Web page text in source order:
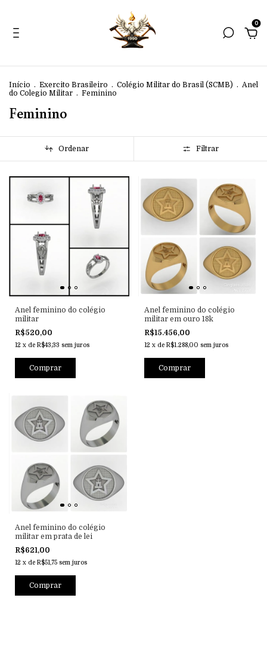
0
Início . Exercito Brasileiro . Colégio Militar do Brasil (SCMB) . Anel
do Colegio Militar . Feminino
Feminino
Ordenar Filtrar
Anel feminino do colégio
militar
R$520,00
12 x de R$43,33 sem juros
Comprar
Anel feminino do colégio
militar em ouro 18k
R$15.456,00
12 x de R$1.288,00 sem juros
Comprar
Anel feminino do colégio
militar em prata de lei
R$621,00
12 x de R$51,75 sem juros
Comprar